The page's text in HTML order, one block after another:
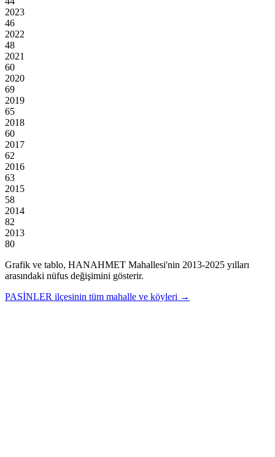
2023
46
2022
48
2021
60
2020
69
2019
65
2018
60
2017
62
2016
63
2015
58
2014
82
2013
80
Grafik ve tablo, HANAHMET Mahallesi'nin 2013-2025 yılları
arasındaki nüfus değişimini gösterir.
PASİNLER ilçesinin tüm mahalle ve köyleri →